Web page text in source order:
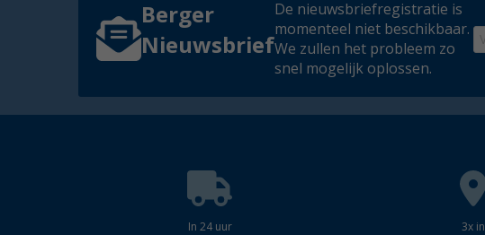
Berger
Nieuwsbrief
De nieuwsbriefregistratie is
momenteel niet beschikbaar.
We zullen het probleem zo
snel mogelijk oplossen.
In 24 uur
3x in